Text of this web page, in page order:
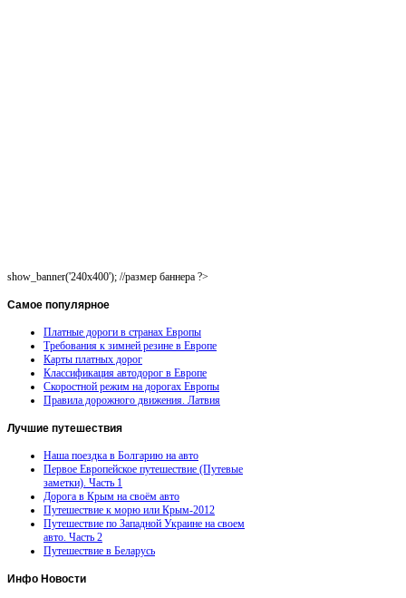
show_banner('240x400'); //размер баннера ?>
Самое популярное
Платные дороги в странах Европы
Требования к зимней резине в Европе
Карты платных дорог
Классификация автодорог в Европе
Скоростной режим на дорогах Европы
Правила дорожного движения. Латвия
Лучшие путешествия
Наша поездка в Болгарию на авто
Первое Европейское путешествие (Путевые
заметки). Часть 1
Дорога в Крым на своём авто
Путешествие к морю или Крым-2012
Путешествие по Западной Украине на своем
авто. Часть 2
Путешествие в Беларусь
Инфо Новости